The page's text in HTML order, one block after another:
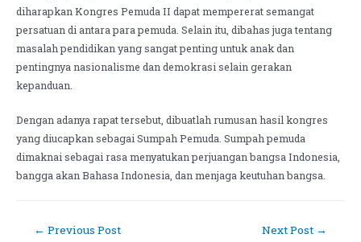
diharapkan Kongres Pemuda II dapat mempererat semangat
persatuan di antara para pemuda. Selain itu, dibahas juga tentang
masalah pendidikan yang sangat penting untuk anak dan
pentingnya nasionalisme dan demokrasi selain gerakan
kepanduan.
Dengan adanya rapat tersebut, dibuatlah rumusan hasil kongres
yang diucapkan sebagai Sumpah Pemuda. Sumpah pemuda
dimaknai sebagai rasa menyatukan perjuangan bangsa Indonesia,
bangga akan Bahasa Indonesia, dan menjaga keutuhan bangsa.
← Previous Post Next Post →